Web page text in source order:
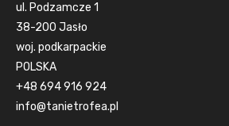
ul. Podzamcze 1
38-200 Jasło
woj. podkarpackie
POLSKA
+48 694 916 924
info@tanietrofea.pl